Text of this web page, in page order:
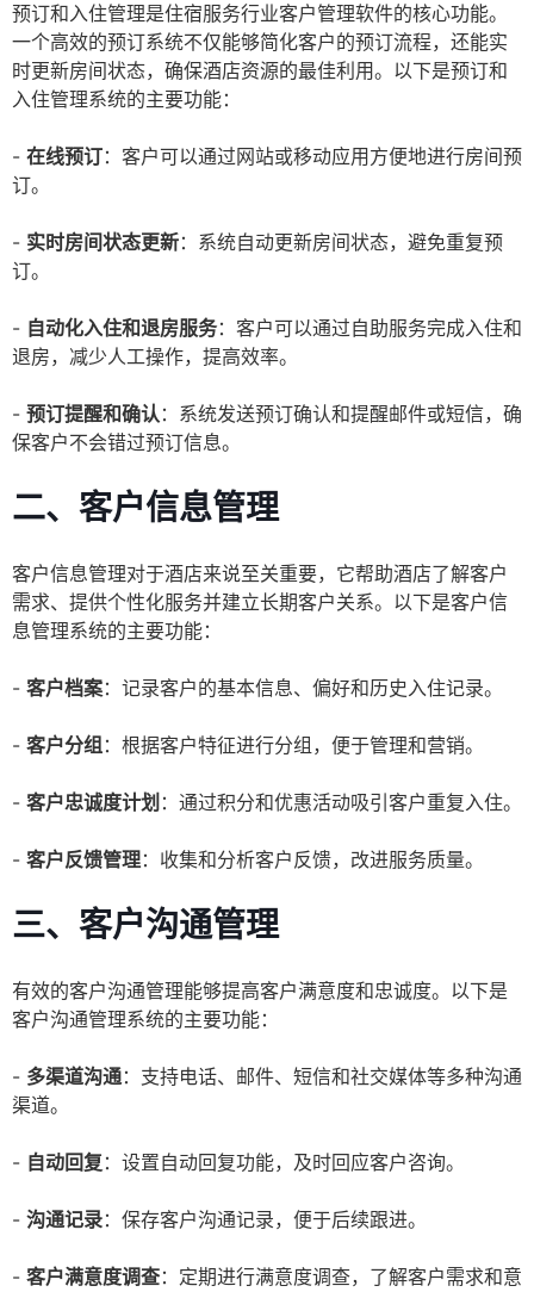
预订和入住管理是住宿服务行业客户管理软件的核心功能。
一个高效的预订系统不仅能够简化客户的预订流程，还能实
时更新房间状态，确保酒店资源的最佳利用。以下是预订和
入住管理系统的主要功能：
- 在线预订：客户可以通过网站或移动应用方便地进行房间预
订。
- 实时房间状态更新：系统自动更新房间状态，避免重复预
订。
- 自动化入住和退房服务：客户可以通过自助服务完成入住和
退房，减少人工操作，提高效率。
- 预订提醒和确认：系统发送预订确认和提醒邮件或短信，确
保客户不会错过预订信息。
二、客户信息管理
客户信息管理对于酒店来说至关重要，它帮助酒店了解客户
需求、提供个性化服务并建立长期客户关系。以下是客户信
息管理系统的主要功能：
- 客户档案：记录客户的基本信息、偏好和历史入住记录。
- 客户分组：根据客户特征进行分组，便于管理和营销。
- 客户忠诚度计划 ：通过积分和优惠活动吸引客户重复入住。
- 客户反馈管理：收集和分析客户反馈，改进服务质量。
三、客户沟通管理
有效的客户沟通管理能够提高客户满意度和忠诚度。以下是
客户沟通管理系统的主要功能：
- 多渠道沟通：支持电话、邮件、短信和社交媒体等多种沟通
渠道。
- 自动回复 ：设置自动回复功能，及时回应客户咨询。
- 沟通记录：保存客户沟通记录，便于后续跟进。
- 客户满意度调查：定期进行满意度调查，了解客户需求和意